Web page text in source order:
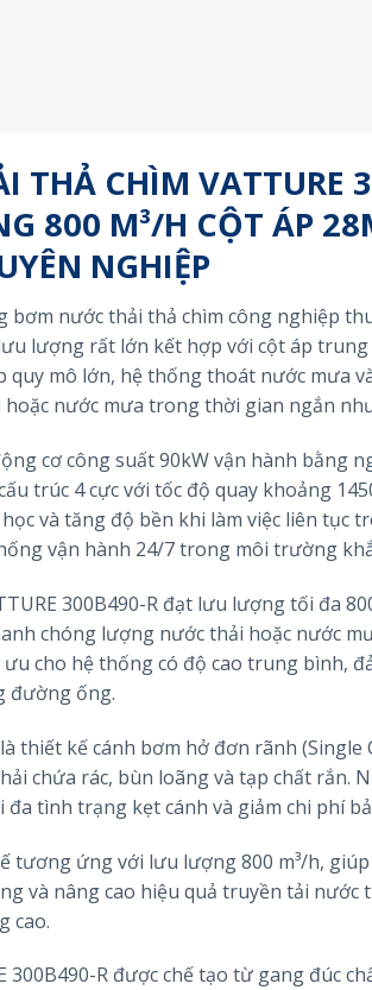
THẢ CHÌM VATTURE
800 M³/H CỘT ÁP
NGHIỆP
bơm nước thải thả chìm công nghiệp
lượng rất lớn kết hợp với cột áp
quy mô lớn, hệ thống thoát nước mưa
nước mưa trong thời gian ngắn
cơ công suất 90kW vận hành bằng
trúc 4 cực với tốc độ quay khoảng
và tăng độ bền khi làm việc liên tục
vận hành 24/7 trong môi trường
300B490-R đạt lưu lượng tối đa
chóng lượng nước thải hoặc nước
cho hệ thống có độ cao trung bình,
đường ống.
thiết kế cánh bơm hở đơn rãnh
chứa rác, bùn loãng và tạp chất rắn.
đa tình trạng kẹt cánh và giảm chi phí
tương ứng với lưu lượng 800 m³/h,
và nâng cao hiệu quả truyền tải nước
cao.
300B490-R được chế tạo từ gang đúc